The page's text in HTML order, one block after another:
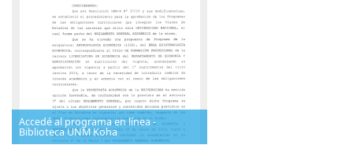
Accedé al programa en línea -
Biblioteca UNM Koha